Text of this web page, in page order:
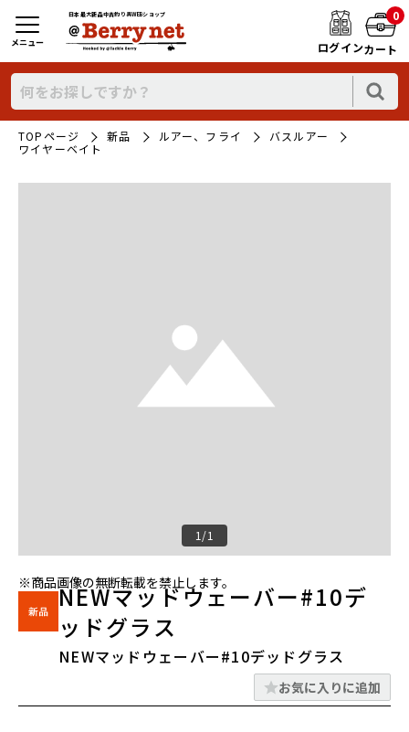
日本最大新品中古釣り具WEBショップ
ログイン
0
カート
メニュー
TOPページ 新品 ルアー、フライ
バスルアー
ワイヤーベイト
1/1
※商品画像の無断転載を禁止します。
NEWマッドウェーバー#10デ
ッドグラス
NEWマッドウェーバー#10デッドグラス
お気に入りに追加